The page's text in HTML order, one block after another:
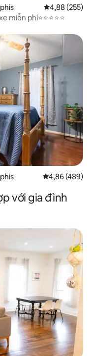
Xếp hạng
4,88 (255)
miễn phí⭐️⭐️⭐️⭐️⭐️
Xếp hạng
4,86 (489)
với gia đình